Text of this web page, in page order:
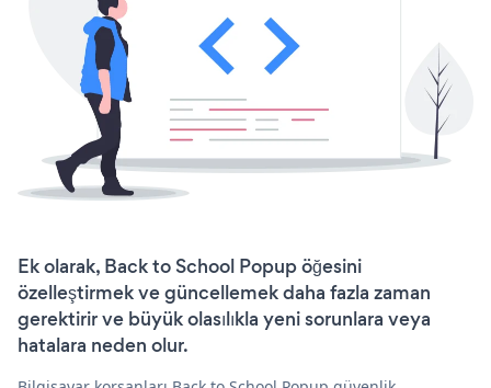
Ek olarak, Back to School Popup öğesini
özelleştirmek ve güncellemek daha fazla zaman
gerektirir ve büyük olasılıkla yeni sorunlara veya
hatalara neden olur.